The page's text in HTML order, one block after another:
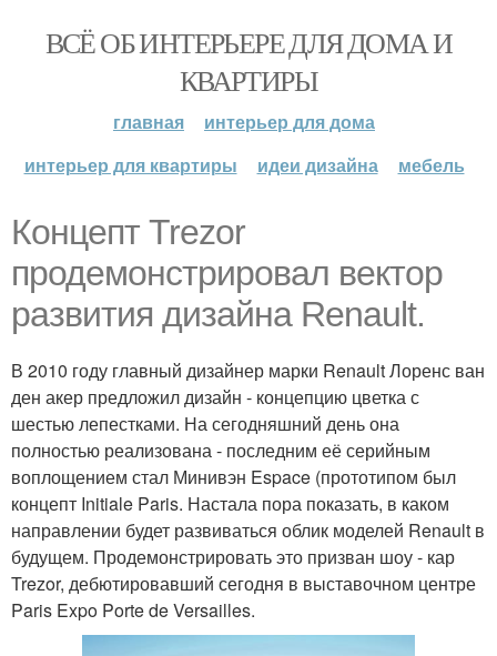
ВСЁ ОБ ИНТЕРЬЕРЕ ДЛЯ ДОМА И
КВАРТИРЫ
главная
интерьер для дома
интерьер для квартиры
идеи дизайна мебель
Концепт Trezor
продемонстрировал вектор
развития дизайна Renault.
В 2010 году главный дизайнер марки Renault Лоренс ван
ден акер предложил дизайн - концепцию цветка с
шестью лепестками. На сегодняшний день она
полностью реализована - последним её серийным
воплощением стал Минивэн Espace (прототипом был
концепт Initiale Paris. Настала пора показать, в каком
направлении будет развиваться облик моделей Renault в
будущем. Продемонстрировать это призван шоу - кар
Trezor, дебютировавший сегодня в выставочном центре
Paris Expo Porte de Versailles.